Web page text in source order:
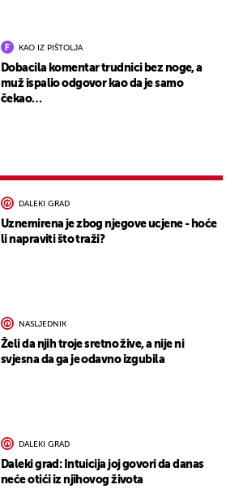
KAO IZ PIŠTOLJA
Dobacila komentar trudnici bez noge, a
muž ispalio odgovor kao da je samo
čekao…
DALEKI GRAD
Uznemirena je zbog njegove ucjene - hoće
li napraviti što traži?
NASLJEDNIK
Želi da njih troje sretno žive, a nije ni
svjesna da ga je odavno izgubila
DALEKI GRAD
Daleki grad: Intuicija joj govori da danas
neće otići iz njihovog života